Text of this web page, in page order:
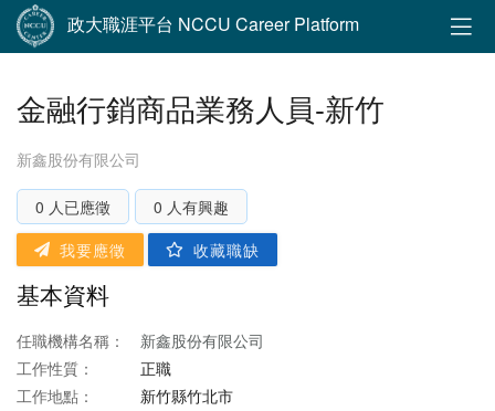
政大職涯平台 NCCU Career Platform
金融行銷商品業務人員-新竹
新鑫股份有限公司
0 人已應徵
0 人有興趣
我要應徵
收藏職缺
基本資料
任職機構名稱：
新鑫股份有限公司
工作性質：
正職
工作地點：
新竹縣竹北市